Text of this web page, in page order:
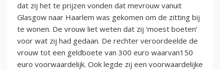
dat zij het te prijzen vonden dat mevrouw vanuit
Glasgow naar Haarlem was gekomen om de zitting bij
te wonen. De vrouw liet weten dat zij ‘moest boeten’
voor wat zij had gedaan. De rechter veroordeelde de
vrouw tot een geldboete van 300 euro waarvan150
euro voorwaardelijk. Ook legde zij een voorwaardelijke